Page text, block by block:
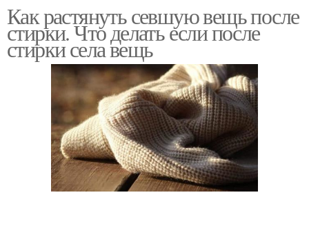
Как растянуть севшую вещь после
стирки. Что делать если после
стирки села вещь